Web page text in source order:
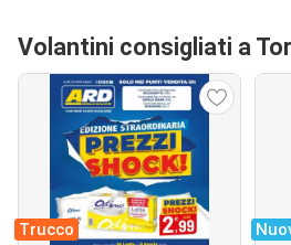
Volantini consigliati a
Trucco